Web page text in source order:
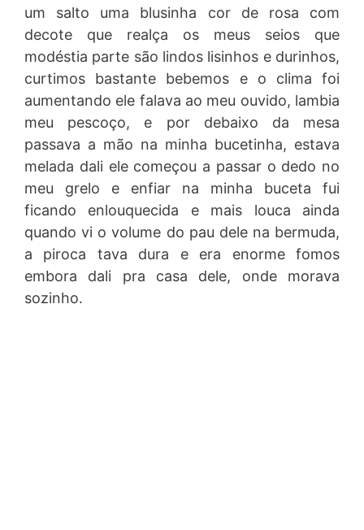
um salto uma blusinha cor de rosa com
decote que realça os meus seios que
modéstia parte são lindos lisinhos e durinhos,
curtimos bastante bebemos e o clima foi
aumentando ele falava ao meu ouvido, lambia
meu pescoço, e por debaixo da mesa
passava a mão na minha bucetinha, estava
melada dali ele começou a passar o dedo no
meu grelo e enfiar na minha buceta fui
ficando enlouquecida e mais louca ainda
quando vi o volume do pau dele na bermuda,
a piroca tava dura e era enorme fomos
embora dali pra casa dele, onde morava
sozinho.